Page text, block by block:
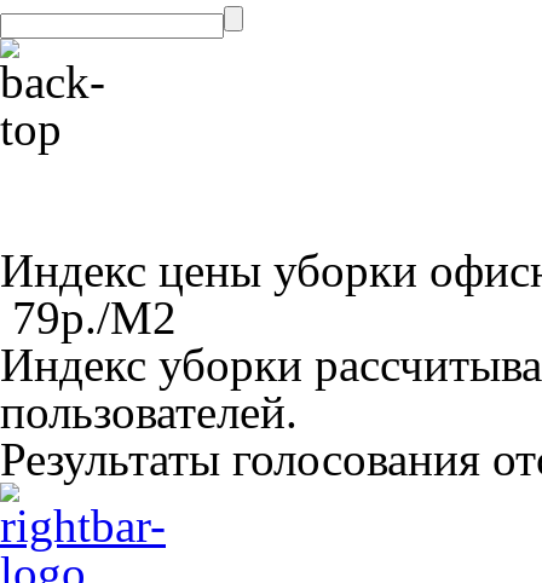
Индекс цены уборки
79р./M2
Индекс уборки
пользователей.
Результаты голосования